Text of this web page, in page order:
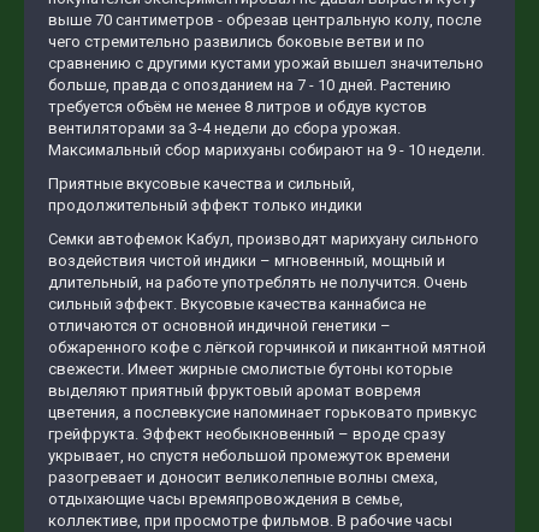
выше 70 сантиметров - обрезав центральную колу, после
чего стремительно развились боковые ветви и по
сравнению с другими кустами урожай вышел значительно
больше, правда с опозданием на 7 - 10 дней. Растению
требуется объём не менее 8 литров и обдув кустов
вентиляторами за 3-4 недели до сбора урожая.
Максимальный сбор марихуаны собирают на 9 - 10 недели.
Приятные вкусовые качества и сильный,
продолжительный эффект только индики
Семки автофемок Кабул, производят марихуану сильного
воздействия чистой индики – мгновенный, мощный и
длительный, на работе употреблять не получится. Очень
сильный эффект. Вкусовые качества каннабиса не
отличаются от основной индичной генетики –
обжаренного кофе с лёгкой горчинкой и пикантной мятной
свежести. Имеет жирные смолистые бутоны которые
выделяют приятный фруктовый аромат вовремя
цветения, а послевкусие напоминает горьковато привкус
грейфрукта. Эффект необыкновенный – вроде сразу
укрывает, но спустя небольшой промежуток времени
разогревает и доносит великолепные волны смеха,
отдыхающие часы времяпровождения в семье,
коллективе, при просмотре фильмов. В рабочие часы